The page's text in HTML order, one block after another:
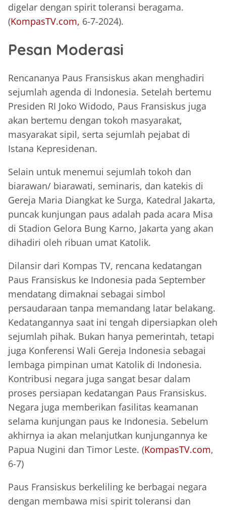
digelar dengan spirit toleransi beragama.
(KompasTV.com, 6-7-2024).
Pesan Moderasi
Rencananya Paus Fransiskus akan menghadiri
sejumlah agenda di Indonesia. Setelah bertemu
Presiden RI Joko Widodo, Paus Fransiskus juga
akan bertemu dengan tokoh masyarakat,
masyarakat sipil, serta sejumlah pejabat di
Istana Kepresidenan.
Selain untuk menemui sejumlah tokoh dan
biarawan/ biarawati, seminaris, dan katekis di
Gereja Maria Diangkat ke Surga, Katedral Jakarta,
puncak kunjungan paus adalah pada acara Misa
di Stadion Gelora Bung Karno, Jakarta yang akan
dihadiri oleh ribuan umat Katolik.
Dilansir dari Kompas TV, rencana kedatangan
Paus Fransiskus ke Indonesia pada September
mendatang dimaknai sebagai simbol
persaudaraan tanpa memandang latar belakang.
Kedatangannya saat ini tengah dipersiapkan oleh
sejumlah pihak. Bukan hanya pemerintah, tetapi
juga Konferensi Wali Gereja Indonesia sebagai
lembaga pimpinan umat Katolik di Indonesia.
Kontribusi negara juga sangat besar dalam
proses persiapan kedatangan Paus Fransiskus.
Negara juga memberikan fasilitas keamanan
selama kunjungan paus ke Indonesia. Sebelum
akhirnya ia akan melanjutkan kunjungannya ke
Papua Nugini dan Timor Leste. (KompasTV.com,
6-7)
Paus Fransiskus berkeliling ke berbagai negara
dengan membawa misi spirit toleransi dan